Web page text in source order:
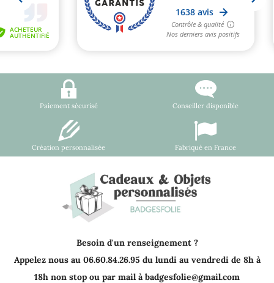
Paiement sécurisé Conseiller disponible
Création personnalisée Fabriqué en France
Besoin d'un renseignement ?
Appelez nous au 06.60.84.26.95 du lundi au vendredi de 8h à
18h non stop ou par mail à badgesfolie@gmail.com